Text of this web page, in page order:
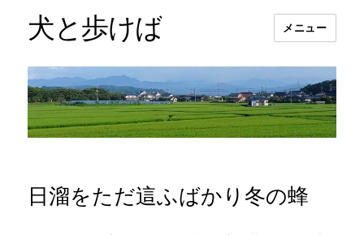
犬と歩けば メニュー
日溜をただ這ふばかり冬の蜂